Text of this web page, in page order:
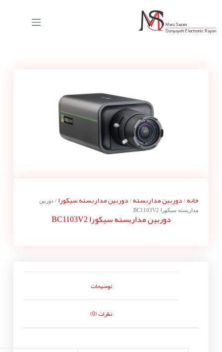
خانه/ دوربین مداربسته/ دوربین مداربسته سیکورا / دوربین
مداربسته سیکورا BC1103V2
دوربین مداربسته سیکورا BC1103V2
توضیحات
نظرات (0)